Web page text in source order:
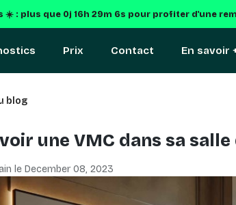
☀️ : plus que 0j 16h 29m 5s pour profiter d'une
Prix Contact En savoir
blog
une VMC dans sa
le December 08, 2023